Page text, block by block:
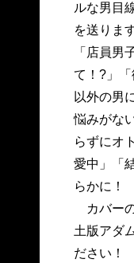
ルな男目
を送ります
「店員男
て！?」
以外の男
悩みがな
らずにオ
愛中」「
らかに！
カバー
土版アダ
ださい！